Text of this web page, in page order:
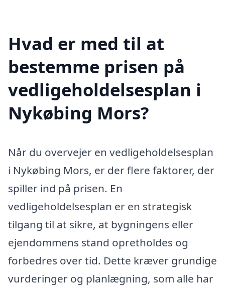
Hvad er med til at
bestemme prisen på
vedligeholdelsesplan i
Nykøbing Mors?
Når du overvejer en vedligeholdelsesplan
i Nykøbing Mors, er der flere faktorer, der
spiller ind på prisen. En
vedligeholdelsesplan er en strategisk
tilgang til at sikre, at bygningens eller
ejendommens stand opretholdes og
forbedres over tid. Dette kræver grundige
vurderinger og planlægning, som alle har